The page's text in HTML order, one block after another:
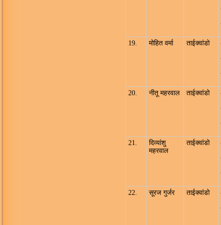
19. मोहित वर्मा ताईक्वांडो
20. नीतू महरवाल ताईक्वांडो
21.
दिव्यांशु
महरवाल
ताईक्वांडो
22. सूरज गुर्जर ताईक्वांडो